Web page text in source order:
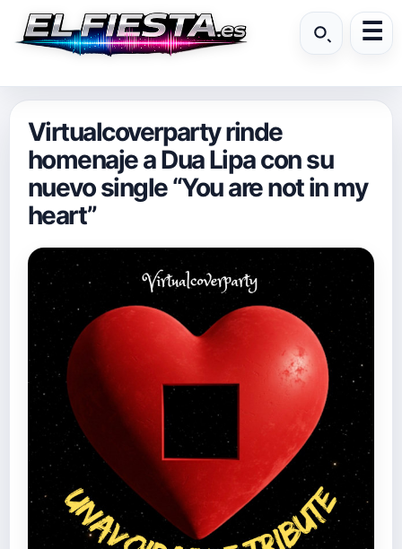
Virtualcoverparty rinde
homenaje a Dua Lipa con su
nuevo single “You are not in my
heart”